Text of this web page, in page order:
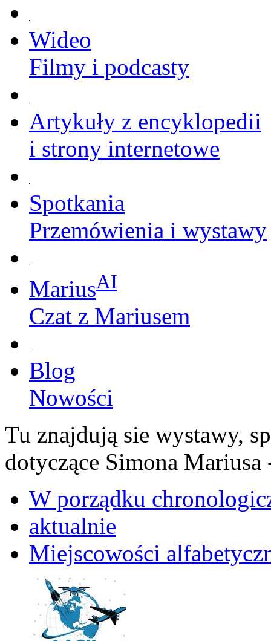
Wideo
Filmy i podcasty
Artykuły z encyklopedii
i strony internetowe
Spotkania
Przemówienia i wystawy
MariusAI
Czat z Mariusem
Blog
Nowości
Tu znajdują sie wystawy,
dotyczące Simona
W porządku
aktualnie
Miejscowości